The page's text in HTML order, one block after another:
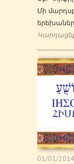
Մի
01/01/2014